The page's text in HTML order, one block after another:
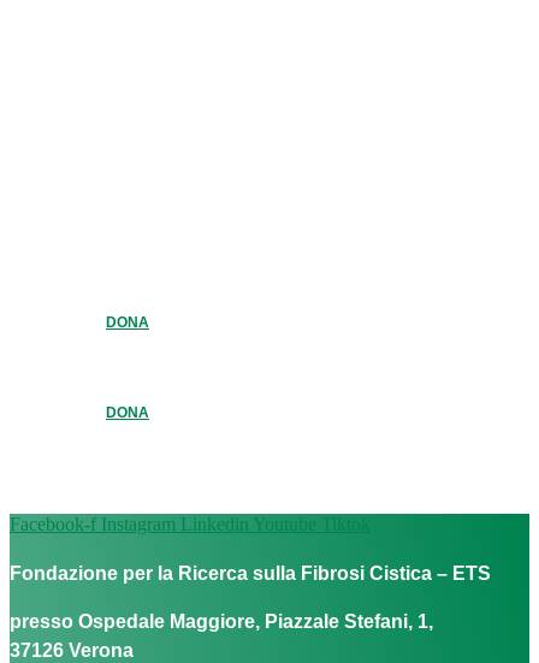
DONA
DONA
Facebook-f Instagram Linkedin Youtube Tiktok
Fondazione per la Ricerca sulla Fibrosi Cistica – ETS
presso Ospedale Maggiore, Piazzale Stefani, 1,
37126 Verona